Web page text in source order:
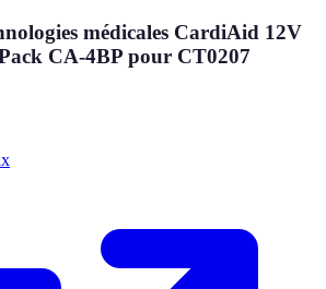
médicales CardiAid 12V
CA-4BP pour CT0207